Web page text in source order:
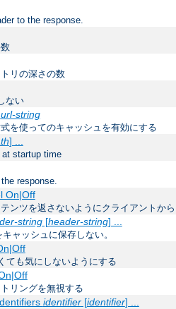
to the response.
リの深さの数
ない
url-string
を使ってのキャッシュを有効にする
] ...
startup time
response.
On|Off
ンツを返さないようにクライアントか
string[header-string] ...
ャッシュに保存しない。
ても気にしないようにする
リングを無視する
identifier[identifier] ...